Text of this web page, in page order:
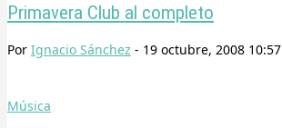
Primavera Club al completo
Por Ignacio Sánchez - 19 octubre, 2008 10:57
Música